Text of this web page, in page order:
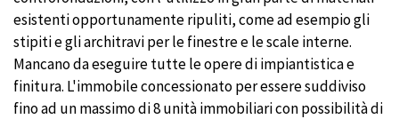
esistenti opportunamente ripuliti, come ad esempio gli
stipiti e gli architravi per le finestre e le scale interne.
Mancano da eseguire tutte le opere di impiantistica e
finitura. L'immobile concessionato per essere suddiviso
fino ad un massimo di 8 unità immobiliari con possibilità di